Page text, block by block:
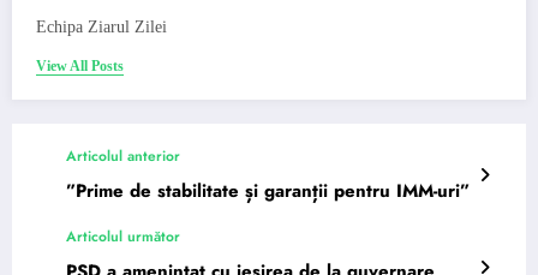
Echipa Ziarul Zilei
View All Posts
Articolul anterior
”Prime de stabilitate și garanții pentru IMM-uri”
Articolul următor